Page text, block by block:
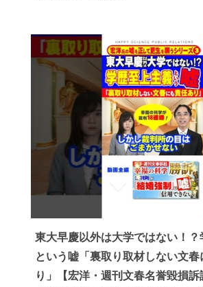
東大早慶以外は大学ではない！？
という嘘「裏取り取材しない文春
り」【宏洋・週刊文春名誉毀損訴